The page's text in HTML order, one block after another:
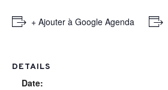
+ Ajouter à Google Agenda
DETAILS
Date: